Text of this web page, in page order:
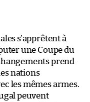
s’apprêtent à
une Coupe du
prend
nations
les mêmes armes.
peuvent